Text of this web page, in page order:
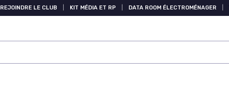
REJOINDRE LE CLUB KIT MÉDIA ET RP DATA ROOM ÉLECTROMÉNAGER